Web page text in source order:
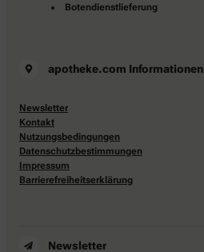
Botendienstlieferung
apotheke.com Informationen
Newsletter
Kontakt
Nutzungsbedingungen
Datenschutzbestimmungen
Impressum
Barrierefreiheitserklärung
Newsletter